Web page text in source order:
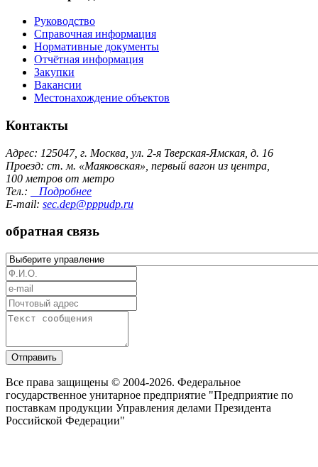
Руководство
Справочная информация
Нормативные документы
Отчётная информация
Закупки
Вакансии
Местонахождение объектов
Контакты
Адрес: 125047, г. Москва, ул. 2-я Тверская-Ямская, д. 16
Проезд: ст. м. «Маяковская», первый вагон из центра,
100 метров от метро
Тел.:
Подробнее
E-mail: sec.dep@pppudp.ru
обратная связь
Отправить
Все права защищены © 2004-2026. Федеральное
государственное унитарное предприятие "Предприятие по
поставкам продукции Управления делами Президента
Российской Федерации"